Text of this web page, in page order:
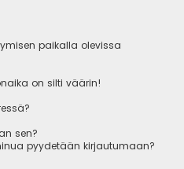
paikalla olevissa
on silti väärin!
sen?
pyydetään kirjautumaan?